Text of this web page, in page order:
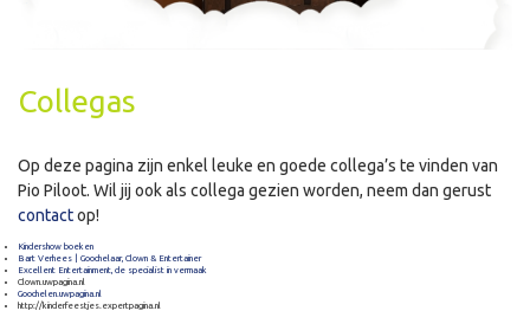
Collegas
Op deze pagina zijn enkel leuke en goede collega’s te vinden van
Pio Piloot. Wil jij ook als collega gezien worden, neem dan gerust
contactop!
Kindershow boeken
Bart Verhees | Goochelaar, Clown & Entertainer
Excellent Entertainment, de specialist in vermaak
Clown.uwpagina.nl
Goochelen.uwpagina.nl
http://kinderfeestjes.expertpagina.nl